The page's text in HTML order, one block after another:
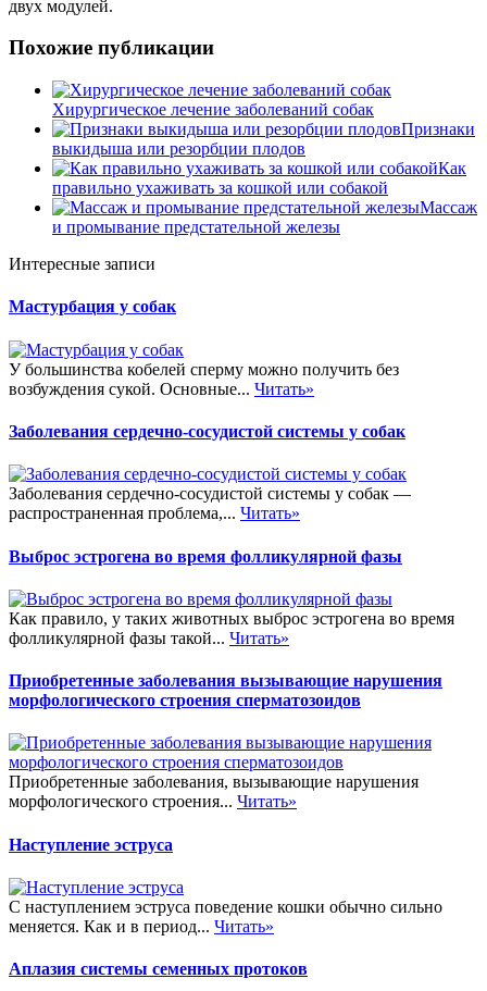
двух модулей.
Похожие публикации
Хирургическое лечение заболеваний собак
Признаки
выкидыша или резорбции плодов
Как
правильно ухаживать за кошкой или собакой
Массаж
и промывание предстательной железы
Интересные записи
Мастурбация у собак
У большинства кобелей сперму можно получить без
возбуждения сукой. Основные... Читать»
Заболевания сердечно-сосудистой системы у собак
Заболевания сердечно-сосудистой системы у собак —
распространенная проблема,... Читать»
Выброс эстрогена во время фолликулярной фазы
Как правило, у таких животных выброс эстрогена во время
фолликулярной фазы такой... Читать»
Приобретенные заболевания вызывающие нарушения
морфологического строения сперматозоидов
Приобретенные заболевания, вызывающие нарушения
морфологического строения... Читать»
Наступление эструса
С наступлением эструса поведение кошки обычно сильно
меняется. Как и в период... Читать»
Аплазия системы семенных протоков